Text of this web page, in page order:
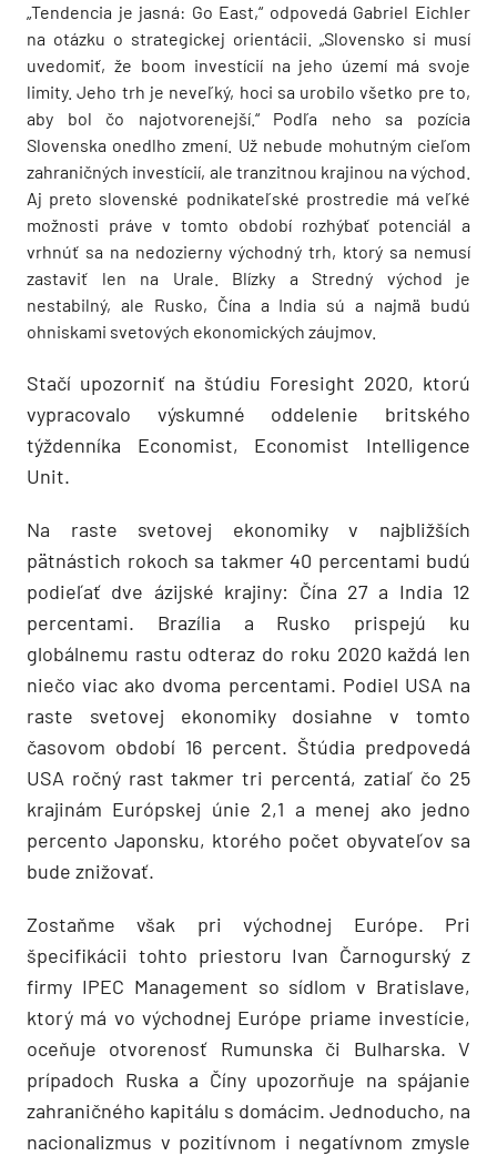
„Tendencia je jasná: Go East,“ odpovedá Gabriel Eichler
na otázku o strategickej orientácii. „Slovensko si musí
uvedomiť, že boom investícií na jeho území má svoje
limity. Jeho trh je neveľký, hoci sa urobilo všetko pre to,
aby bol čo najotvorenejší.“ Podľa neho sa pozícia
Slovenska onedlho zmení. Už nebude mohutným cieľom
zahraničných investícií, ale tranzitnou krajinou na východ.
Aj preto slovenské podnikateľské prostredie má veľké
možnosti práve v tomto období rozhýbať potenciál a
vrhnúť sa na nedozierny východný trh, ktorý sa nemusí
zastaviť len na Urale. Blízky a Stredný východ je
nestabilný, ale Rusko, Čína a India sú a najmä budú
ohniskami svetových ekonomických záujmov.
Stačí upozorniť na štúdiu Foresight 2020, ktorú
vypracovalo výskumné oddelenie britského
týždenníka Economist, Economist Intelligence
Unit.
Na raste svetovej ekonomiky v najbližších
pätnástich rokoch sa takmer 40 percentami budú
podieľať dve ázijské krajiny: Čína 27 a India 12
percentami. Brazília a Rusko prispejú ku
globálnemu rastu odteraz do roku 2020 každá len
niečo viac ako dvoma percentami. Podiel USA na
raste svetovej ekonomiky dosiahne v tomto
časovom období 16 percent. Štúdia predpovedá
USA ročný rast takmer tri percentá, zatiaľ čo 25
krajinám Európskej únie 2,1 a menej ako jedno
percento Japonsku, ktorého počet obyvateľov sa
bude znižovať.
Zostaňme však pri východnej Európe. Pri
špecifikácii tohto priestoru Ivan Čarnogurský z
firmy IPEC Management so sídlom v Bratislave,
ktorý má vo východnej Európe priame investície,
oceňuje otvorenosť Rumunska či Bulharska. V
prípadoch Ruska a Číny upozorňuje na spájanie
zahraničného kapitálu s domácim. Jednoducho, na
nacionalizmus v pozitívnom i negatívnom zmysle